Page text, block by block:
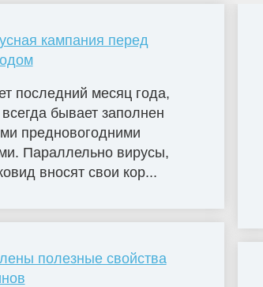
кампания перед
последний месяц года,
бывает заполнен
предновогодними
Параллельно вирусы,
вносят свои кор...
полезные свойства